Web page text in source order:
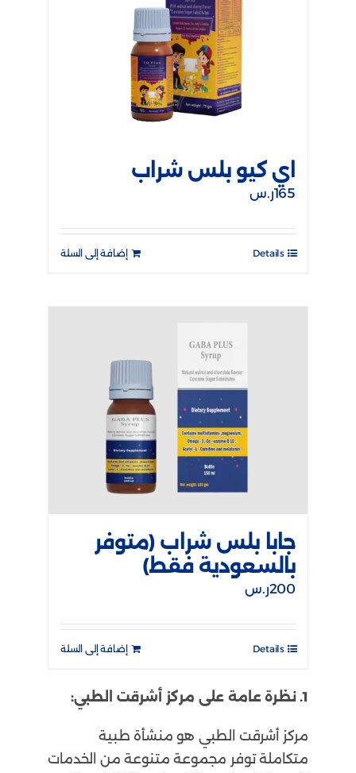
اي كيو بلس شراب
165ر.س
إضافة إلى السلة Details
جابا بلس شراب (متوفر
بالسعودية فقط)
200ر.س
إضافة إلى السلة Details
1. نظرة عامة على مركز أشرقت الطبي:
مركز أشرقت الطبي هو منشأة طبية
متكاملة توفر مجموعة متنوعة من الخدمات